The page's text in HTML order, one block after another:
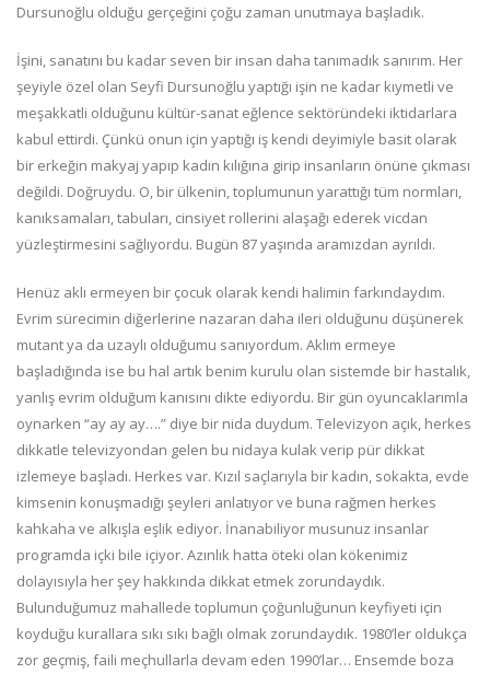
Dursunoğlu olduğu gerçeğini çoğu zaman unutmaya başladık.
İşini, sanatını bu kadar seven bir insan daha tanımadık sanırım. Her
şeyiyle özel olan Seyfi Dursunoğlu yaptığı işin ne kadar kıymetli ve
meşakkatli olduğunu kültür-sanat eğlence sektöründeki iktidarlara
kabul ettirdi. Çünkü onun için yaptığı iş kendi deyimiyle basit olarak
bir erkeğin makyaj yapıp kadın kılığına girip insanların önüne çıkması
değildi. Doğruydu. O, bir ülkenin, toplumunun yarattığı tüm normları,
kanıksamaları, tabuları, cinsiyet rollerini alaşağı ederek vicdan
yüzleştirmesini sağlıyordu. Bugün 87 yaşında aramızdan ayrıldı.
Henüz aklı ermeyen bir çocuk olarak kendi halimin farkındaydım.
Evrim sürecimin diğerlerine nazaran daha ileri olduğunu düşünerek
mutant ya da uzaylı olduğumu sanıyordum. Aklım ermeye
başladığında ise bu hal artık benim kurulu olan sistemde bir hastalık,
yanlış evrim olduğum kanısını dikte ediyordu. Bir gün oyuncaklarımla
oynarken “ay ay ay….” diye bir nida duydum. Televizyon açık, herkes
dikkatle televizyondan gelen bu nidaya kulak verip pür dikkat
izlemeye başladı. Herkes var. Kızıl saçlarıyla bir kadın, sokakta, evde
kimsenin konuşmadığı şeyleri anlatıyor ve buna rağmen herkes
kahkaha ve alkışla eşlik ediyor. İnanabiliyor musunuz insanlar
programda içki bile içiyor. Azınlık hatta öteki olan kökenimiz
dolayısıyla her şey hakkında dikkat etmek zorundaydık.
Bulunduğumuz mahallede toplumun çoğunluğunun keyfiyeti için
koyduğu kurallara sıkı sıkı bağlı olmak zorundaydık. 1980’ler oldukça
zor geçmiş, faili meçhullarla devam eden 1990’lar… Ensemde boza